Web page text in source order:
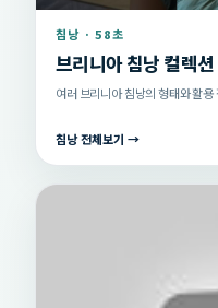
침낭 · 58초
브리니아 침낭 컬렉션
여러 브리니아 침낭의 형태와 활
침낭 전체보기 →